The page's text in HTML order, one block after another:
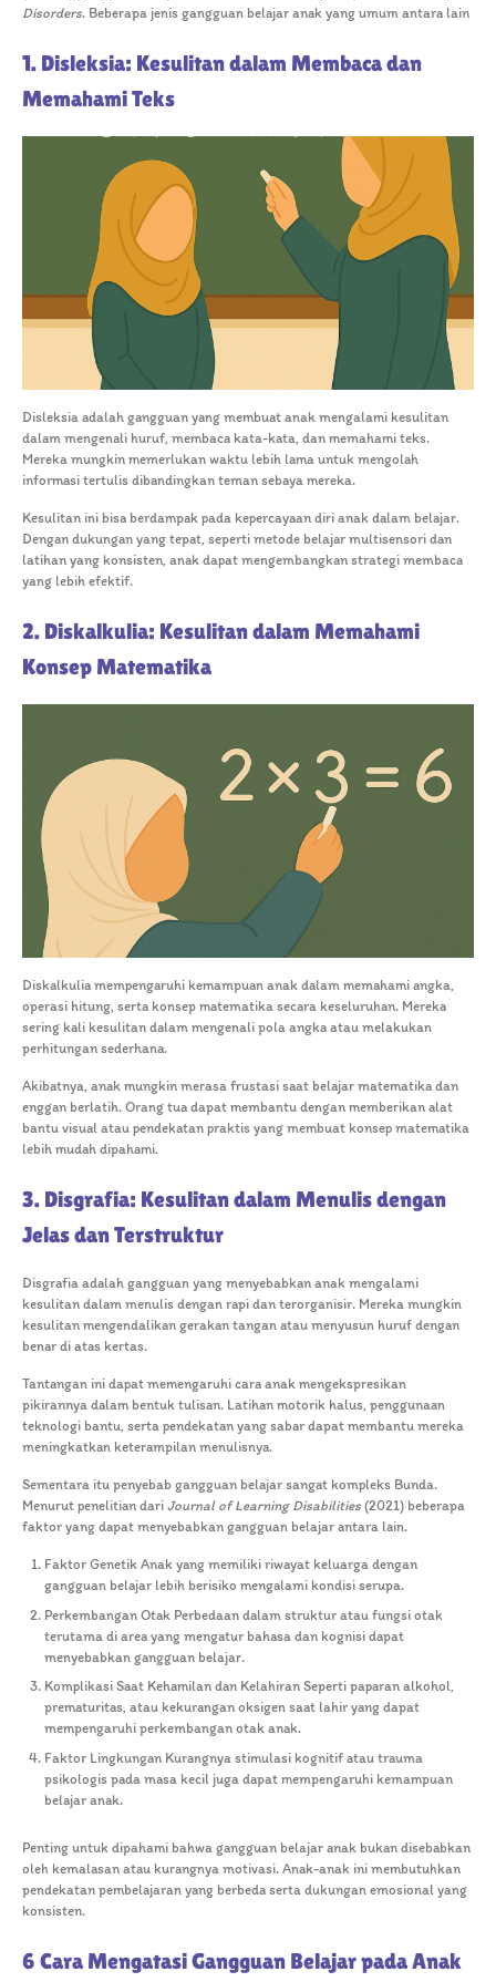
Disorders. Beberapa jenis gangguan belajar anak yang umum antara lain
1. Disleksia: Kesulitan dalam Membaca dan
Memahami Teks
Disleksia adalah gangguan yang membuat anak mengalami kesulitan
dalam mengenali huruf, membaca kata-kata, dan memahami teks.
Mereka mungkin memerlukan waktu lebih lama untuk mengolah
informasi tertulis dibandingkan teman sebaya mereka.
Kesulitan ini bisa berdampak pada kepercayaan diri anak dalam belajar.
Dengan dukungan yang tepat, seperti metode belajar multisensori dan
latihan yang konsisten, anak dapat mengembangkan strategi membaca
yang lebih efektif.
2. Diskalkulia: Kesulitan dalam Memahami
Konsep Matematika
Diskalkulia mempengaruhi kemampuan anak dalam memahami angka,
operasi hitung, serta konsep matematika secara keseluruhan. Mereka
sering kali kesulitan dalam mengenali pola angka atau melakukan
perhitungan sederhana.
Akibatnya, anak mungkin merasa frustasi saat belajar matematika dan
enggan berlatih. Orang tua dapat membantu dengan memberikan alat
bantu visual atau pendekatan praktis yang membuat konsep matematika
lebih mudah dipahami.
3. Disgrafia: Kesulitan dalam Menulis dengan
Jelas dan Terstruktur
Disgrafia adalah gangguan yang menyebabkan anak mengalami
kesulitan dalam menulis dengan rapi dan terorganisir. Mereka mungkin
kesulitan mengendalikan gerakan tangan atau menyusun huruf dengan
benar di atas kertas.
Tantangan ini dapat memengaruhi cara anak mengekspresikan
pikirannya dalam bentuk tulisan. Latihan motorik halus, penggunaan
teknologi bantu, serta pendekatan yang sabar dapat membantu mereka
meningkatkan keterampilan menulisnya.
Sementara itu penyebab gangguan belajar sangat kompleks Bunda.
Menurut penelitian dari Journal of Learning Disabilities (2021) beberapa
faktor yang dapat menyebabkan gangguan belajar antara lain.
Faktor Genetik Anak yang memiliki riwayat keluarga dengan
gangguan belajar lebih berisiko mengalami kondisi serupa.
Perkembangan Otak Perbedaan dalam struktur atau fungsi otak
terutama di area yang mengatur bahasa dan kognisi dapat
menyebabkan gangguan belajar.
Komplikasi Saat Kehamilan dan Kelahiran Seperti paparan alkohol,
prematuritas, atau kekurangan oksigen saat lahir yang dapat
mempengaruhi perkembangan otak anak.
Faktor Lingkungan Kurangnya stimulasi kognitif atau trauma
psikologis pada masa kecil juga dapat mempengaruhi kemampuan
belajar anak.
Penting untuk dipahami bahwa gangguan belajar anak bukan disebabkan
oleh kemalasan atau kurangnya motivasi. Anak-anak ini membutuhkan
pendekatan pembelajaran yang berbeda serta dukungan emosional yang
konsisten.
6 Cara Mengatasi Gangguan Belajar pada Anak